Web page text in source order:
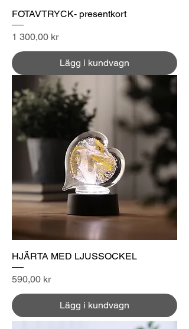
FOTAVTRYCK- presentkort
Pris
1 300,00 kr
Lägg i kundvagn
HJÄRTA MED LJUSSOCKEL
Pris
590,00 kr
Lägg i kundvagn